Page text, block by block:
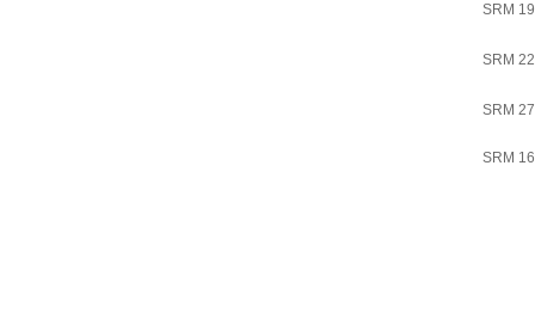
SRM
SRM
SRM
SRM